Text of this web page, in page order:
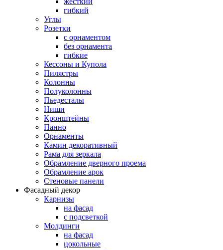
гибкий
Углы
Розетки
с орнаментом
без орнамента
гибкие
Кессоны и Купола
Пилястры
Колонны
Полуколонны
Пьедесталы
Ниши
Кронштейны
Панно
Орнаменты
Камин декоративный
Рама для зеркала
Обрамление дверного проема
Обрамление арок
Стеновые панели
Фасадный декор
Карнизы
на фасад
с подсветкой
Молдинги
на фасад
цокольные